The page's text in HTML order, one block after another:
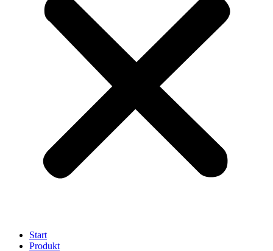
Start
Produkt